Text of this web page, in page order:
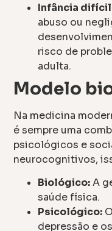
Infância
abuso ou
risco de
adulta.
Modelo
Na medicina
é sempre uma
psicológicos e
neurocognitivos,
Biológico:A
saúde física.
Psicológico:
depressão e